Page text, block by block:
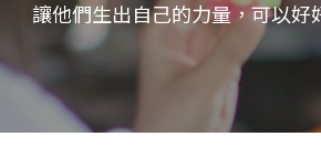
讓他們生出自己的力量，可以